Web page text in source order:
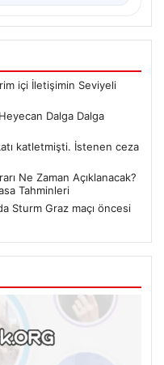
içi İletişimin Seviyeli
Dalga Dalga
katletmişti. İstenen ceza
Ne Zaman Açıklanacak?
Tahminleri
Sturm Graz maçı öncesi